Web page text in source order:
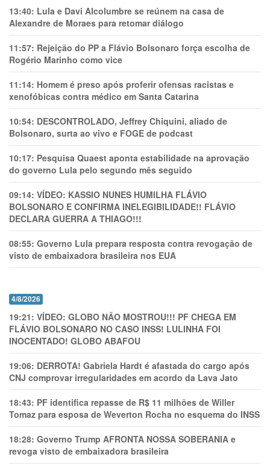
13:40: Lula e Davi Alcolumbre se reúnem na casa de
Alexandre de Moraes para retomar diálogo
11:57: Rejeição do PP a Flávio Bolsonaro força escolha de
Rogério Marinho como vice
11:14: Homem é preso após proferir ofensas racistas e
xenofóbicas contra médico em Santa Catarina
10:54: DESCONTROLADO, Jeffrey Chiquini, aliado de
Bolsonaro, surta ao vivo e FOGE de podcast
10:17: Pesquisa Quaest aponta estabilidade na aprovação
do governo Lula pelo segundo mês seguido
09:14: VÍDEO: KASSIO NUNES HUMlLHA FLÁVIO
BOLSONARO E CONFIRMA INELEGIBILIDADE!! FLÁVIO
DECLARA GUERRA A THIAGO!!!
08:55: Governo Lula prepara resposta contra revogação de
visto de embaixadora brasileira nos EUA
4/8/2026
19:21: VÍDEO: GLOBO NÃO MOSTROU!!! PF CHEGA EM
FLÁVIO BOLSONARO NO CASO INSS! LULINHA FOI
INOCENTADO! GLOBO ABAFOU
19:06: DERROTA! Gabriela Hardt é afastada do cargo após
CNJ comprovar irregularidades em acordo da Lava Jato
18:43: PF identifica repasse de R$ 11 milhões de Willer
Tomaz para esposa de Weverton Rocha no esquema do INSS
18:28: Governo Trump AFRONTA NOSSA SOBERANIA e
revoga visto de embaixadora brasileira